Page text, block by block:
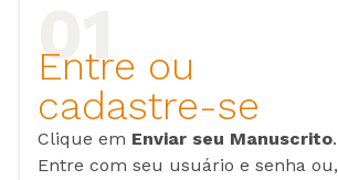
Entre ou
cadastre-se
Clique em Enviar seu Manuscrito.
Entre com seu usuário e senha ou,